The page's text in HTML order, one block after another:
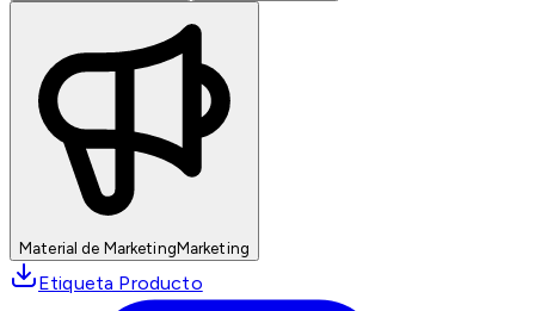
Material de MarketingMarketing
Etiqueta Producto